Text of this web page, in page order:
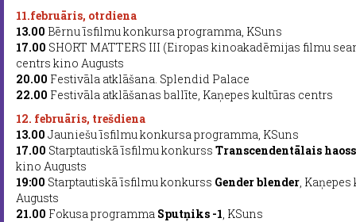
11.februāris, otrdiena
13.00 Bērnu īsfilmu konkursa programma, KSuns
17.00 SHORT MATTERS III (Eiropas kinoakadēmijas filmu
centrs kino Augusts
20.00 Festivāla atklāšana. Splendid Palace
22.00 Festivāla atklāšanas ballīte, Kaņepes kultūras centrs
12. februāris, trešdiena
13.00 Jauniešu īsfilmu konkursa programma, KSuns
17.00 Starptautiskā īsfilmu konkurss Transcendentālais haoss
kino Augusts
19:00 Starptautiskā īsfilmu konkurss Gender blender,
Augusts
21.00 Fokusa programma Sputņiks -1, KSuns